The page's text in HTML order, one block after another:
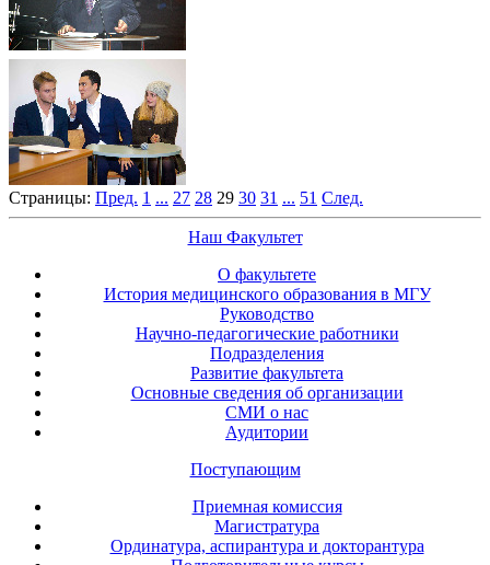
Страницы: Пред. 1 ... 27 28 29 30 31 ... 51 След.
Наш Факультет
О факультете
История медицинского образования в МГУ
Руководство
Научно-педагогические работники
Подразделения
Развитие факультета
Основные сведения об организации
СМИ о нас
Аудитории
Поступающим
Приемная комиссия
Магистратура
Ординатура, аспирантура и докторантура